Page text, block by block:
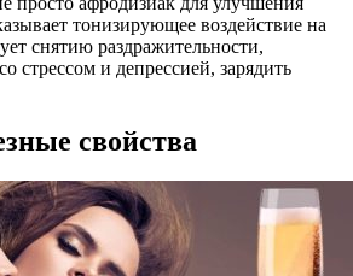
тонизирующее воздействие на
снятию раздражительности,
стрессом и депрессией, зарядить
свойства